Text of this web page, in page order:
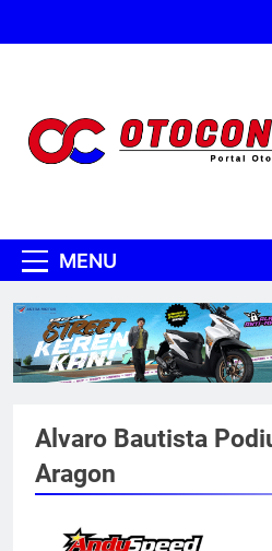
MENU
Alvaro Bautista
Aragon